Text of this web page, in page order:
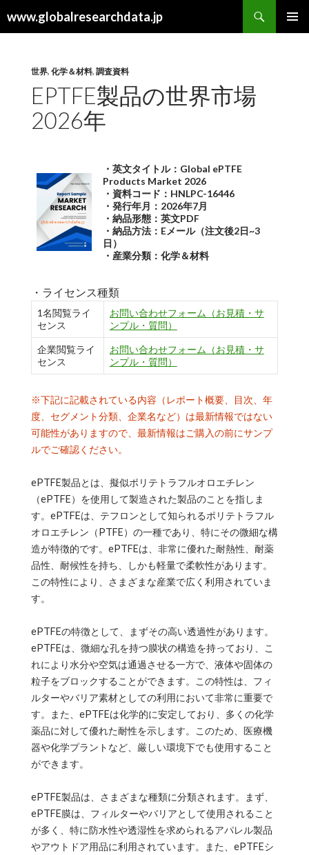
www.globalresearchdata.jp
索
世界, 化学＆材料, 調査資料
EPTFE製品の世界市場
2026年
・英文タイトル：Global ePTFE
Products Market 2026
・資料コード：HNLPC-16446
・発行年月：2026年7月
・納品形態：英文PDF
・納品方法：Eメール（注文後2日~3
日）
・産業分類：化学＆材料
・ライセンス種類
1名閲覧ライ
センス
お問い合わせフォーム（お見積・サ
ンプル・質問）
企業閲覧ライ
センス
お問い合わせフォーム（お見積・サ
ンプル・質問）
※下記に記載されている内容（レポート概要、目次、年
度、セグメント分類、企業名など）は最新情報ではない
可能性がありますので、最新情報はご購入の前にサンプ
ルでご確認ください。
ePTFE製品とは、擬似ポリテトラフルオロエチレン
（ePTFE）を使用して製造された製品のことを指しま
す。ePTFEは、テフロンとして知られるポリテトラフル
オロエチレン（PTFE）の一種であり、特にその微細な構
造が特徴的です。ePTFEは、非常に優れた耐熱性、耐薬
品性、耐候性を持ち、しかも軽量で柔軟性があります。
この特性により、さまざまな産業で広く利用されていま
す。
ePTFEの特徴として、まずその高い透過性があります。
ePTFEは、微細な孔を持つ膜状の構造を持っており、こ
れにより水分や空気は通過させる一方で、液体や固体の
粒子をブロックすることができます。この特性は、フィ
ルターやバリア素材としての利用において非常に重要で
す。また、ePTFEは化学的に安定しており、多くの化学
薬品に対して優れた耐性を示します。このため、医療機
器や化学プラントなど、厳しい環境下でも使用すること
ができます。
ePTFE製品は、さまざまな種類に分類されます。まず、
ePTFE膜は、フィルターやバリアとして使用されること
が多く、特に防水性や透湿性を求められるアパレル製品
やアウトドア用品に利用されています。また、ePTFEシ